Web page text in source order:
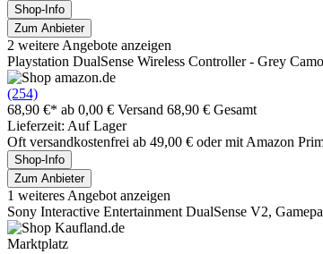
Shop-Info
Zum Anbieter
2 weitere Angebote anzeigen
Playstation DualSense Wireless Controller - Grey
(254)
68,90 €* ab 0,00 € Versand 68,90 € Gesamt
Lieferzeit: Auf Lager
Oft versandkostenfrei ab 49,00 € oder mit Amazon
Shop-Info
Zum Anbieter
1 weiteres Angebot anzeigen
Sony Interactive Entertainment DualSense V2,
Marktplatz